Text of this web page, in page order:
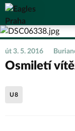
Eagles Praha
út 3. 5. 2016
Osmiletí
U8